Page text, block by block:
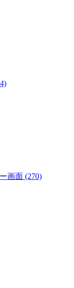
画面 (270)